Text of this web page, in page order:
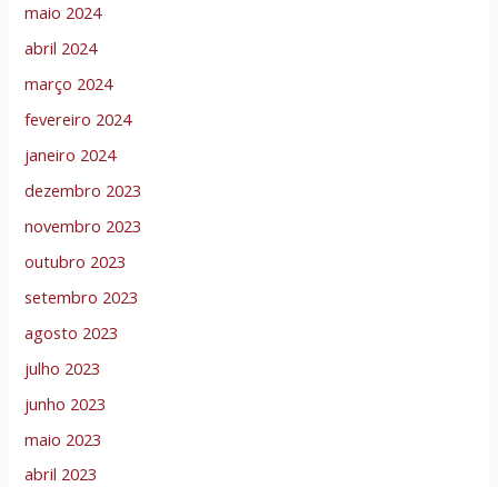
maio 2024
abril 2024
março 2024
fevereiro 2024
janeiro 2024
dezembro 2023
novembro 2023
outubro 2023
setembro 2023
agosto 2023
julho 2023
junho 2023
maio 2023
abril 2023